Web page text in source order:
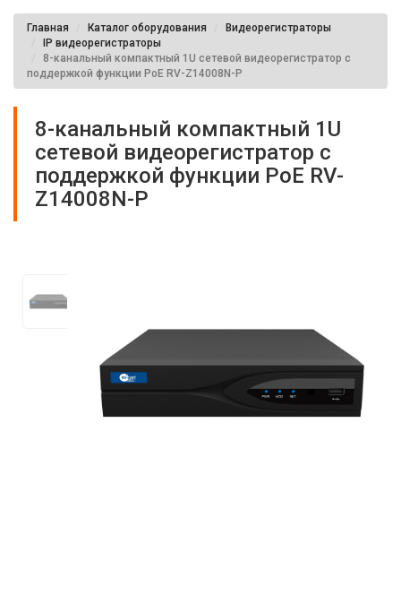
Главная Каталог оборудования
Видеорегистраторы
IP видеорегистраторы
8-канальный компактный 1U сетевой видеорегистратор с
поддержкой функции PoE RV-Z14008N-P
8-канальный компактный 1U
сетевой видеорегистратор с
поддержкой функции PoE RV-
Z14008N-P